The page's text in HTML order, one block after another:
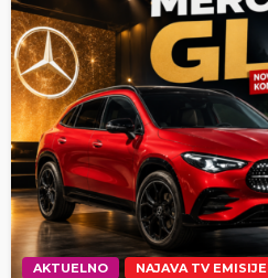
AKTUELNO NAJAVA TV EMISIJE